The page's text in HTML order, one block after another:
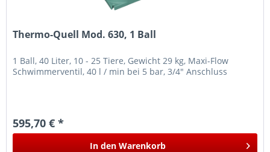
Thermo-Quell Mod. 630, 1 Ball
1 Ball, 40 Liter, 10 - 25 Tiere, Gewicht 29 kg, Maxi-Flow
Schwimmerventil, 40 l / min bei 5 bar, 3/4" Anschluss
595,70 € *
In den Warenkorb